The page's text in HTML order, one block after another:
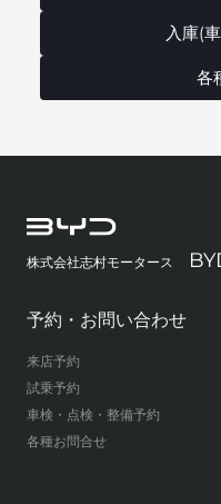
入庫(
各
株式会社志村モータース
予約・お問い合わせ
来店予約
試乗予約
車検・点検・整備予約
各種お問合せ